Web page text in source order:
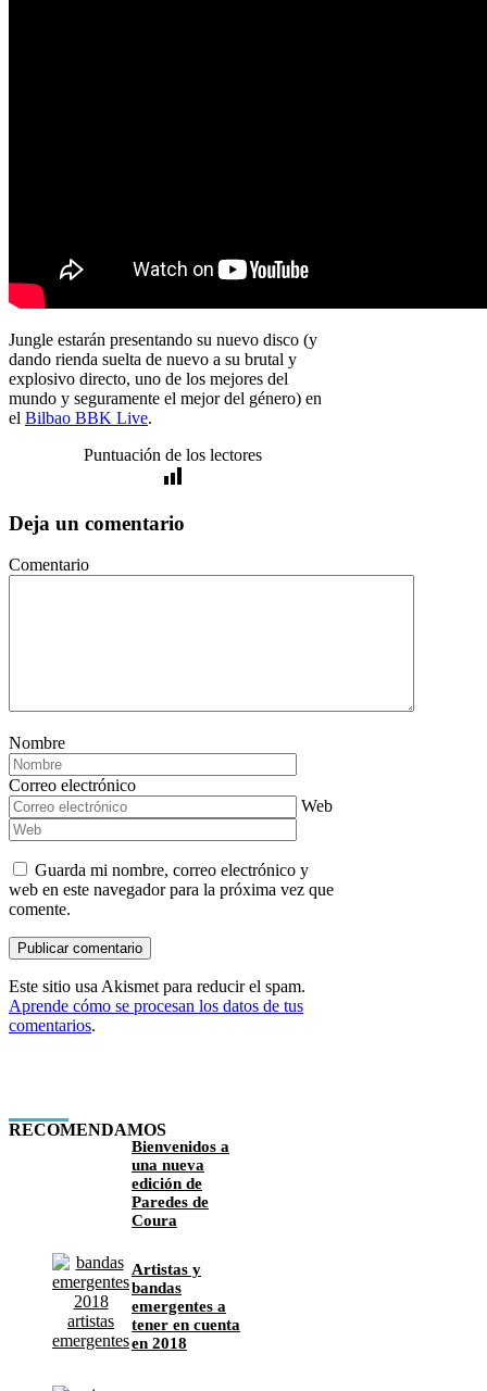
Jungle estarán presentando su nuevo disco (y
dando rienda suelta de nuevo a su brutal y
explosivo directo, uno de los mejores del
mundo y seguramente el mejor del género) en
el Bilbao BBK Live.
Puntuación de los lectores
Deja un comentario
Comentario
Nombre
Correo electrónico
Web
Guarda mi nombre, correo electrónico y
web en este navegador para la próxima vez que
comente.
Este sitio usa Akismet para reducir el spam.
Aprende cómo se procesan los datos de tus
comentarios.
RECOMENDAMOS
Bienvenidos a
una nueva
edición de
Paredes de
Coura
Artistas y
bandas
emergentes a
tener en cuenta
en 2018